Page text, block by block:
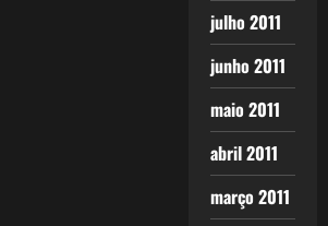
julho 2011
junho 2011
maio 2011
abril 2011
março 2011